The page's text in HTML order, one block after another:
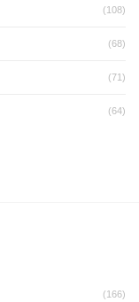
(108)
(68)
(71)
(64)
(166)